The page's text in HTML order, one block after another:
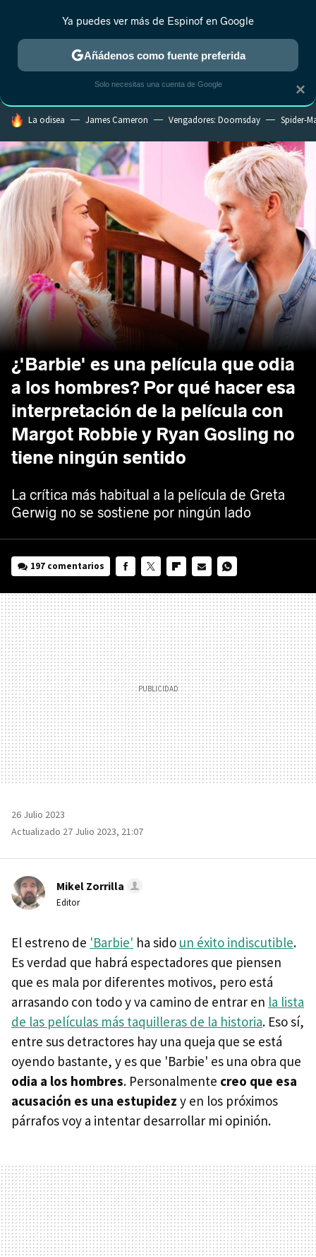
MENÚ NUEVO
ESTRENOS REALITY ANIME RANKINGS CINE
HOY SE HABLA DE
La odisea James Cameron Vengadores: Doomsday Spider-
¿'Barbie' es una película que odia
a los hombres? Por qué hacer esa
interpretación de la película con
Margot Robbie y Ryan Gosling no
tiene ningún sentido
La crítica más habitual a la película de Greta
Gerwig no se sostiene por ningún lado
197 comentarios
MAIL
26 Julio 2023
Actualizado 27 Julio 2023, 21:07
Mikel Zorrilla
Editor
El estreno de 'Barbie' ha sido un éxito indiscutible.
Es verdad que habrá espectadores que piensen
que es mala por diferentes motivos, pero está
arrasando con todo y va camino de entrar en la lista
de las películas más taquilleras de la historia. Eso sí,
entre sus detractores hay una queja que se está
oyendo bastante, y es que 'Barbie' es una obra que
odia a los hombres. Personalmente creo que esa
acusación es una estupidez y en los próximos
párrafos voy a intentar desarrollar mi opinión.
×
Ya puedes ver más de Espinof en Google
Añádenos como fuente preferida
Solo necesitas una cuenta de Google